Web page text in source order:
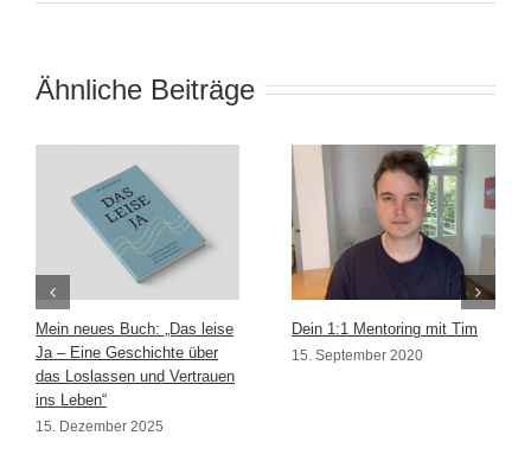
Ähnliche Beiträge
Mein neues Buch: „Das leise
Ja – Eine Geschichte über
das Loslassen und Vertrauen
ins Leben“
15. Dezember 2025
Dein 1:1 Mentoring mit Tim
15. September 2020